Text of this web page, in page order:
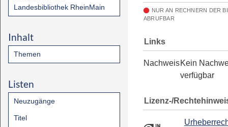
Landesbibliothek RheinMain
Inhalt
Themen
Listen
Neuzugänge
Titel
NUR AN RECHNERN DER
ABRUFBAR
Links
NachweisKein
verfügbar
Lizenz-/